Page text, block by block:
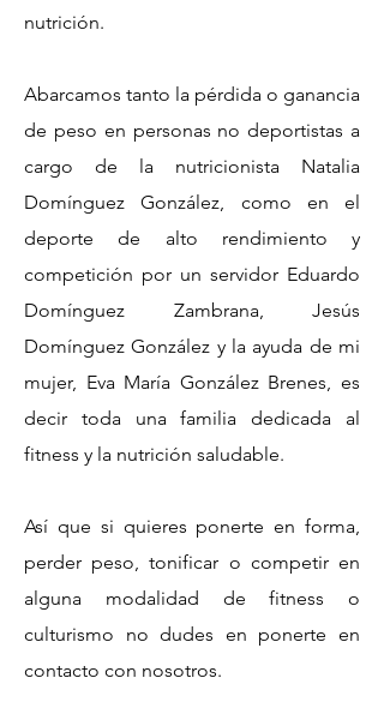
nutrición.
Abarcamos tanto la pérdida o ganancia
de peso en personas no deportistas a
cargo de la nutricionista Natalia
Domínguez González, como en el
deporte de alto rendimiento y
competición por un servidor Eduardo
Domínguez Zambrana, Jesús
Domínguez González y la ayuda de mi
mujer, Eva María González Brenes, es
decir toda una familia dedicada al
fitness y la nutrición saludable.
Así que si quieres ponerte en forma,
perder peso, tonificar o competir en
alguna modalidad de fitness o
culturismo no dudes en ponerte en
contacto con nosotros.